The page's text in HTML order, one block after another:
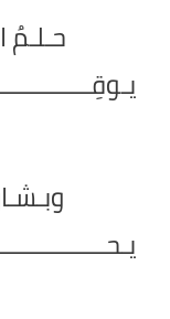
حـلـمُ